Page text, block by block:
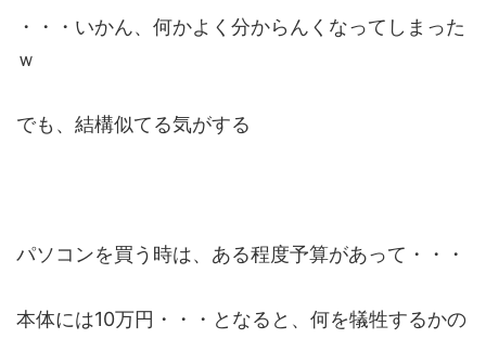
・・・いかん、何かよく分からんくなってしまった
ｗ
でも、結構似てる気がする
パソコンを買う時は、ある程度予算があって・・・
本体には10万円・・・となると、何を犠牲するかの